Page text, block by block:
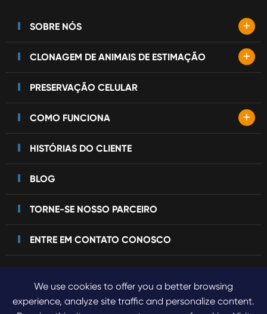
SOBRE NÓS +
CLONAGEM DE ANIMAIS DE ESTIMAÇÃO +
PRESERVAÇÃO CELULAR
COMO FUNCIONA +
HISTÓRIAS DO CLIENTE
BLOG
TORNE-SE NOSSO PARCEIRO
ENTRE EM CONTATO CONOSCO
Direitos autorais©2023 Sinogene Pet Cloning.Todos os
We use cookies to offer you a better browsing
experience, analyze site traffic and personalize content.